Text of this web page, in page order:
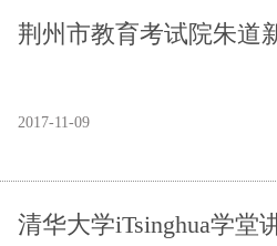
荆州市教育考试院朱道
2017-11-09
清华大学iTsinghua学堂